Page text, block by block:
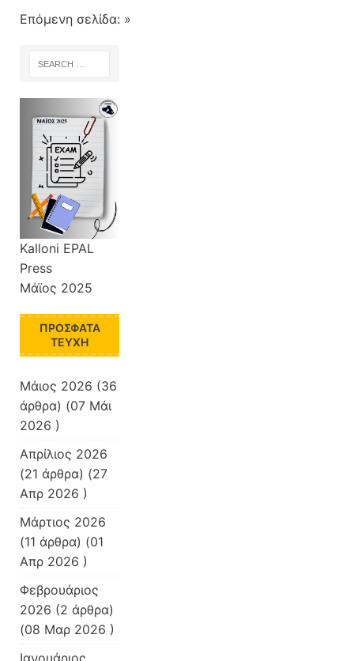
Επόμενη σελίδα: »
Kalloni EPAL
Press
Μάϊος 2025
ΠΡΌΣΦΑΤΑ
ΤΕΎΧΗ
Μάιος 2026 (36
άρθρα) (07 Μάι
2026 )
Απρίλιος 2026
(21 άρθρα) (27
Απρ 2026 )
Μάρτιος 2026
(11 άρθρα) (01
Απρ 2026 )
Φεβρουάριος
2026 (2 άρθρα)
(08 Μαρ 2026 )